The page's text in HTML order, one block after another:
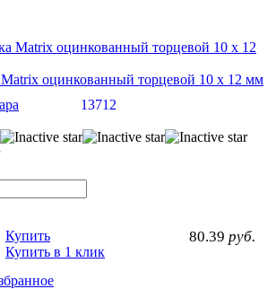
оцинкованный торцевой 10 х 12 мм
13712
80.39 руб.
Купить
Купить в 1 клик